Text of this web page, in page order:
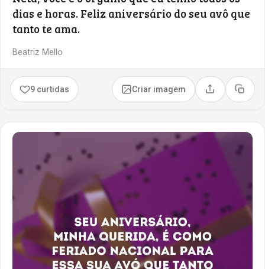
dias e horas. Feliz aniversário do seu avô que
tanto te ama.
Beatriz Mello
9 curtidas Criar imagem Compartilhar
Copiar